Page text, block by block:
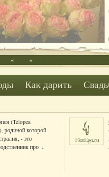
« »
Как дарить
(Telopea
родиной которой
- это
про ...